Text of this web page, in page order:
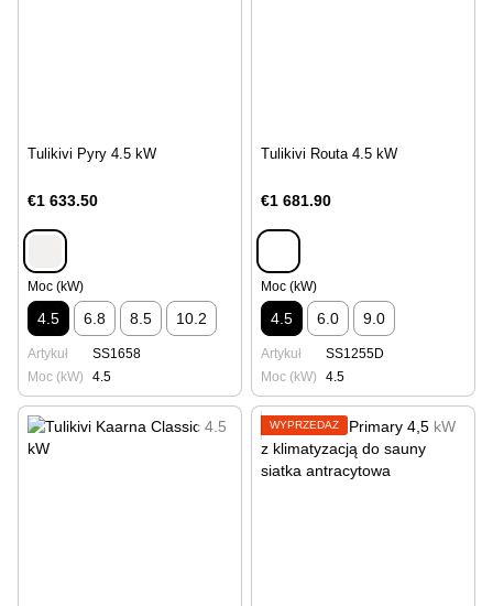
Tulikivi Pyry 4.5 kW
€1 633.50
Moc (kW)
4.5 6.8 8.5 10.2
Artykuł
SS1658
Moc (kW)
4.5
Tulikivi Routa 4.5 kW
€1 681.90
Moc (kW)
4.5 6.0 9.0
Artykuł
SS1255D
Moc (kW)
4.5
WYPRZEDAŻ